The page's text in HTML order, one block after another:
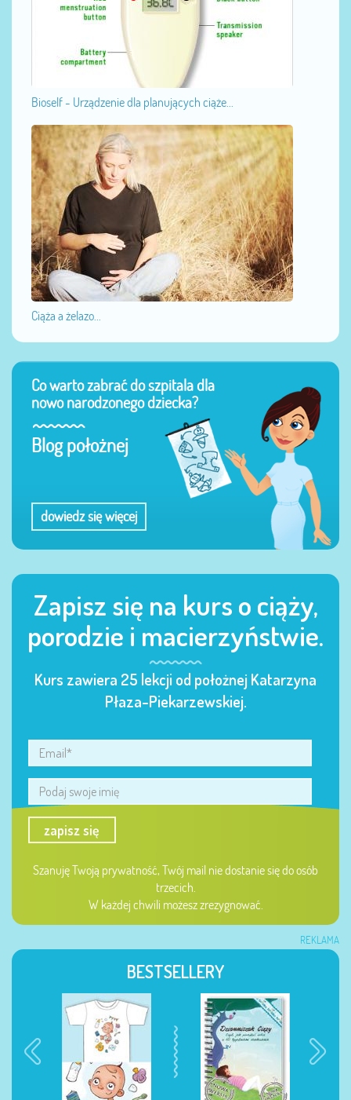
Bioself - Urządzenie dla planujących ciąże...
Ciąża a żelazo...
Co warto zabrać do szpitala dla
nowo narodzonego dziecka?
Blog położnej
dowiedz się więcej
Zapisz się na kurs o ciąży,
porodzie i macierzyństwie.
Kurs zawiera 25 lekcji od położnej Katarzyna
Płaza-Piekarzewskiej.
zapisz się
Szanuję Twoją prywatność, Twój mail nie dostanie się do osób
trzecich.
W każdej chwili możesz zrezygnować.
REKLAMA
BESTSELLERY